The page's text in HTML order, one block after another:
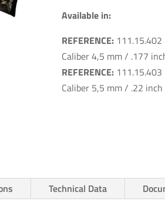
Available in:
REFERENCE:111.15.402
Caliber 4,5 mm / .177
REFERENCE:111.15.403
Caliber 5,5 mm / .22 inch
Technical Data